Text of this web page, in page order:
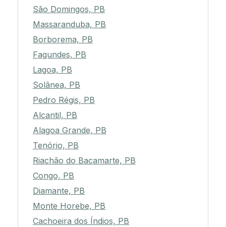
São Domingos, PB
Massaranduba, PB
Borborema, PB
Fagundes, PB
Lagoa, PB
Solânea, PB
Pedro Régis, PB
Alcantil, PB
Alagoa Grande, PB
Tenório, PB
Riachão do Bacamarte, PB
Congo, PB
Diamante, PB
Monte Horebe, PB
Cachoeira dos Índios, PB